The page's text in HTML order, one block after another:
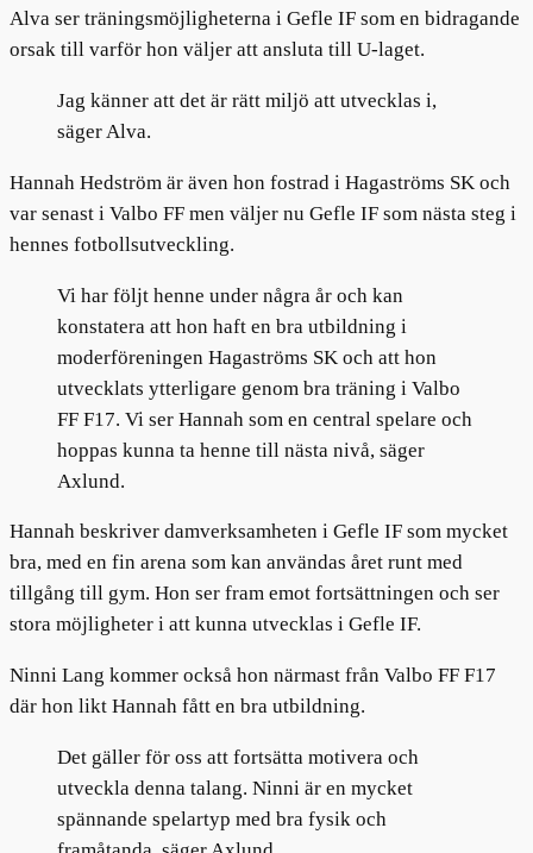
Alva ser träningsmöjligheterna i Gefle IF som en bidragande
orsak till varför hon väljer att ansluta till U-laget.
Jag känner att det är rätt miljö att utvecklas i,
säger Alva.
Hannah Hedström är även hon fostrad i Hagaströms SK och
var senast i Valbo FF men väljer nu Gefle IF som nästa steg i
hennes fotbollsutveckling.
Vi har följt henne under några år och kan
konstatera att hon haft en bra utbildning i
moderföreningen Hagaströms SK och att hon
utvecklats ytterligare genom bra träning i Valbo
FF F17. Vi ser Hannah som en central spelare och
hoppas kunna ta henne till nästa nivå, säger
Axlund.
Hannah beskriver damverksamheten i Gefle IF som mycket
bra, med en fin arena som kan användas året runt med
tillgång till gym. Hon ser fram emot fortsättningen och ser
stora möjligheter i att kunna utvecklas i Gefle IF.
Ninni Lang kommer också hon närmast från Valbo FF F17
där hon likt Hannah fått en bra utbildning.
Det gäller för oss att fortsätta motivera och
utveckla denna talang. Ninni är en mycket
spännande spelartyp med bra fysik och